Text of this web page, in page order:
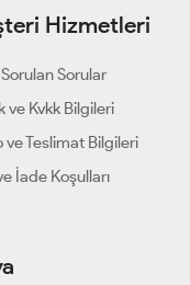
Hizmetleri
Sorulan Sorular
ve Kvkk Bilgileri
ve Teslimat Bilgileri
İade Koşulları